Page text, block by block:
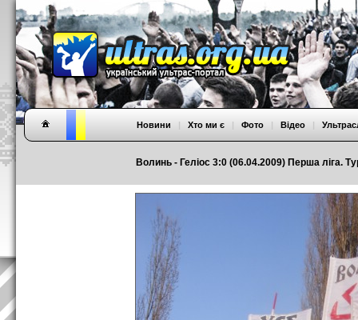
Волинь - Геліос 3:0 (06.04.2009) Перша ліга.
Новини | Хто ми є | Фото | Відео |